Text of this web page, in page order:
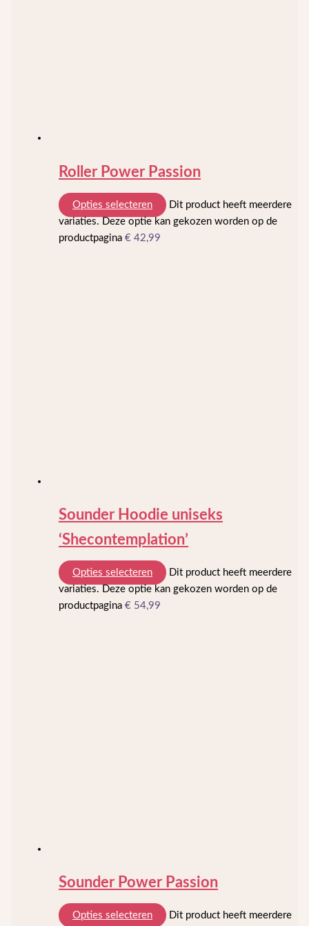
Roller Power Passion
Opties selecteren
Dit product heeft meerdere
variaties. Deze optie kan gekozen worden op de
productpagina€ 42,99
Sounder Hoodie uniseks
‘Shecontemplation’
Opties selecteren
Dit product heeft meerdere
variaties. Deze optie kan gekozen worden op de
productpagina€ 54,99
Sounder Power Passion
Opties selecteren Dit product heeft meerdere